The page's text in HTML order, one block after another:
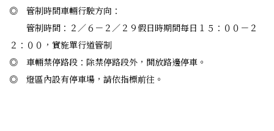
◎ 管制時間車輛行駛方向：
管制時間：２／６－２／２９假日時期間每日１５：００－２
２：００，實施單行道管制
◎ 車輛禁停路段：除禁停路段外，開放路邊停車。
◎ 燈區內設有停車場，請依指標前往。